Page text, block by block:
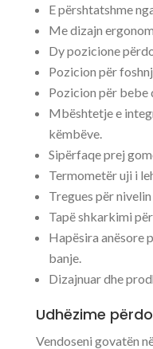
E përshtatshme
Me dizajn
Dy pozicione
Pozicion për
Pozicion për bebe
Mbështetje e
këmbëve.
Sipërfaqe prej
Termometër uji i
Tregues për
Tapë shkarkimi
Hapësira anësore
banje.
Dizajnuar dhe
Udhëzime
Vendoseni govatën